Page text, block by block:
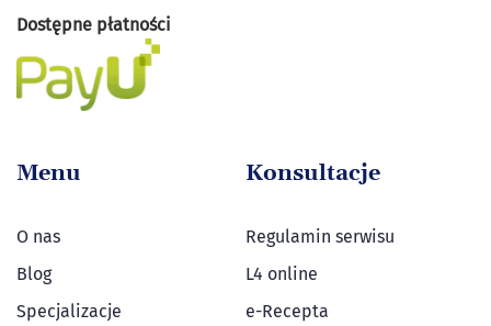
Dostępne płatności
Menu
O nas
Blog
Specjalizacje
Konsultacje
Regulamin serwisu
L4 online
e-Recepta